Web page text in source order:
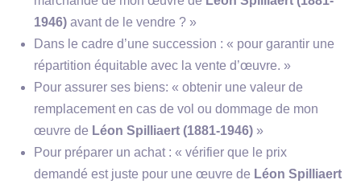
« Jusqu’à présent ma
vie s’est passée, seule et triste, avec un immense
froid autour de moi ».
1946) avant de le vendre ? »
Dans le cadre d’une succession : « pour garantir une
répartition équitable avec la vente d’œuvre. »
Pour assurer ses biens: « obtenir une valeur de
remplacement en cas de vol ou dommage de mon
œuvre de Léon Spilliaert (1881-1946) »
Pour préparer un achat : « vérifier que le prix
demandé est juste pour une œuvre de Léon Spilliaert